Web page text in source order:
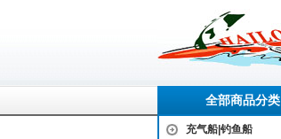
全部商品分类
充气船|钓鱼船
建宁 建昌 雅安